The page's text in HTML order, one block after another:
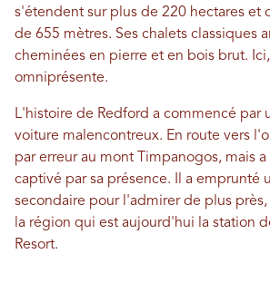
s'étendent sur plus de 220 hectares et
de 655 mètres. Ses chalets classiques
cheminées en pierre et en bois brut.
omniprésente.
L'histoire de Redford a commencé par
voiture malencontreux. En route vers
par erreur au mont Timpanogos, mais
captivé par sa présence. Il a emprunté
secondaire pour l'admirer de plus
la région qui est aujourd'hui la station
Resort.